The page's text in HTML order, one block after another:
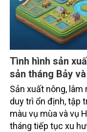
Tình hình sản
sản tháng Bảy
Sản xuất nông,
duy trì ổn định, tập
màu vụ mùa và vụ
tháng tiếp tục xu